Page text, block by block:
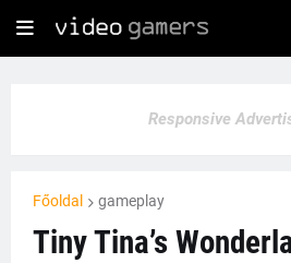
Responsive
Főoldal gameplay
Tiny Tina’s